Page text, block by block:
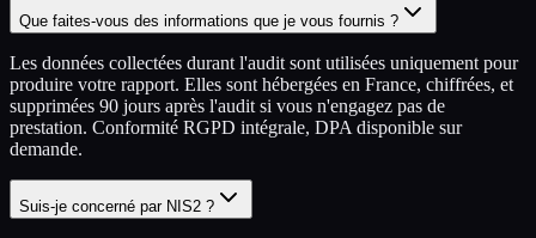
Que faites-vous des informations que je vous fournis ?
Les données collectées durant l'audit sont utilisées uniquement pour
produire votre rapport. Elles sont hébergées en France, chiffrées, et
supprimées 90 jours après l'audit si vous n'engagez pas de
prestation. Conformité RGPD intégrale, DPA disponible sur
demande.
Suis-je concerné par NIS2 ?